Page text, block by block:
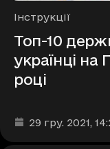
Рубрики
Інструкції
Топ-10
українці на
році
Дата та час
29 гру. 2021,